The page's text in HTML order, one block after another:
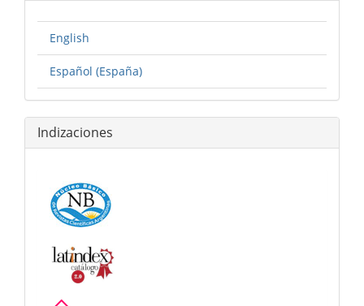
English
Español (España)
Indizaciones